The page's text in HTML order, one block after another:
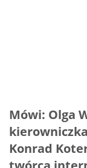
Mówi: Olga
Konrad